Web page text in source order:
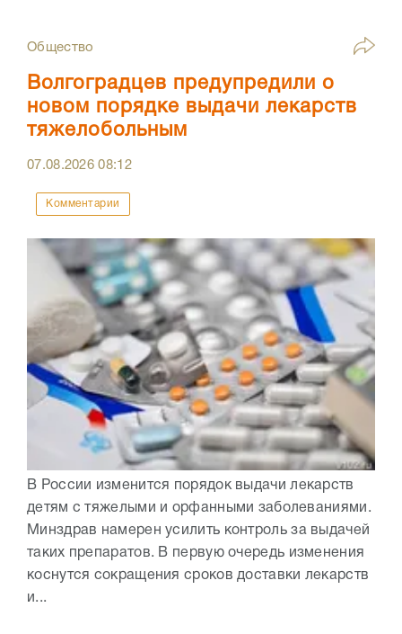
Общество
Волгоградцев предупредили о
новом порядке выдачи лекарств
тяжелобольным
07.08.202608:12
Комментарии
В России изменится порядок выдачи лекарств
детям с тяжелыми и орфанными заболеваниями.
Минздрав намерен усилить контроль за выдачей
таких препаратов. В первую очередь изменения
коснутся сокращения сроков доставки лекарств
и...